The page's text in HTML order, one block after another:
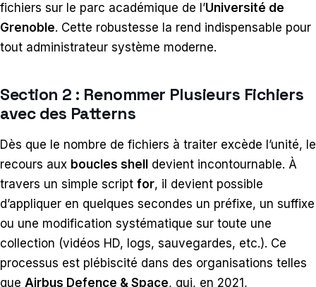
fichiers sur le parc académique de l’Université de
Grenoble. Cette robustesse la rend indispensable pour
tout administrateur système moderne.
Section 2 : Renommer Plusieurs Fichiers
avec des Patterns
Dès que le nombre de fichiers à traiter excède l’unité, le
recours aux boucles shell
devient incontournable. À
travers un simple script for, il devient possible
d’appliquer en quelques secondes un préfixe, un suffixe
ou une modification systématique sur toute une
collection (vidéos HD, logs, sauvegardes, etc.). Ce
processus est plébiscité dans des organisations telles
que Airbus Defence & Space, qui, en 2021,